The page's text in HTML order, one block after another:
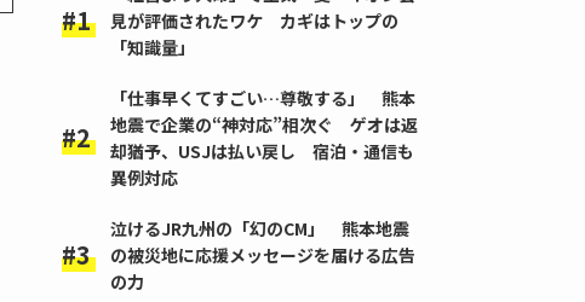
見が評価されたワケ カギはトップの
「知識量」
「仕事早くてすごい…尊敬する」 熊本
地震で企業の“神対応”相次ぐ ゲオは返
却猶予、USJは払い戻し 宿泊・通信も
異例対応
泣けるJR九州の「幻のCM」 熊本地震
の被災地に応援メッセージを届ける広告
の力